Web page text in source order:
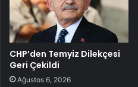
CHP’den Temyiz Dilekçesi
Geri Çekildi
Ağustos 6, 2026